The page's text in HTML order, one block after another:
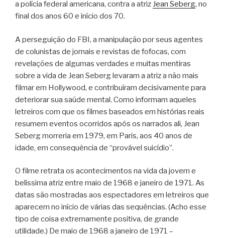
a polícia federal americana, contra a atriz Jean Seberg, no
final dos anos 60 e início dos 70.
A perseguição do FBI, a manipulação por seus agentes
de colunistas de jornais e revistas de fofocas, com
revelações de algumas verdades e muitas mentiras
sobre a vida de Jean Seberg levaram a atriz a não mais
filmar em Hollywood, e contribuíram decisivamente para
deteriorar sua saúde mental. Como informam aqueles
letreiros com que os filmes baseados em histórias reais
resumem eventos ocorridos após os narrados ali, Jean
Seberg morreria em 1979, em Paris, aos 40 anos de
idade, em consequência de “provável suicídio”.
O filme retrata os acontecimentos na vida da jovem e
belíssima atriz entre maio de 1968 e janeiro de 1971. As
datas são mostradas aos espectadores em letreiros que
aparecem no início de várias das sequências. (Acho esse
tipo de coisa extremamente positiva, de grande
utilidade.) De maio de 1968 a janeiro de 1971 –